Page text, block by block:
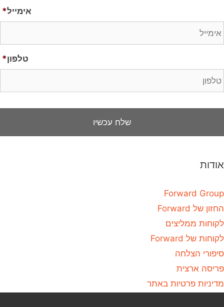
אימייל*
טלפון*
אודות
Forward Group
החזון של Forward
לקוחות ממליצים
לקוחות של Forward
סיפורי הצלחה
פריסה ארצית
מדיניות פרטיות באתר